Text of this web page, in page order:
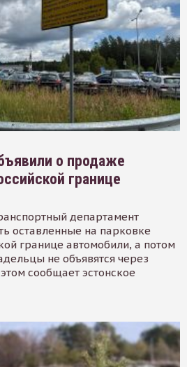
о продаже
границе
департамент
оставленные на парковке
границе автомобили, а потом
не объявятся через
сообщает эстонское